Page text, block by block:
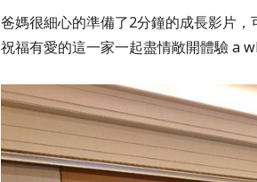
爸媽很細心的準備了2分鐘的成長影片
祝福有愛的這一家一起盡情敞開體驗a